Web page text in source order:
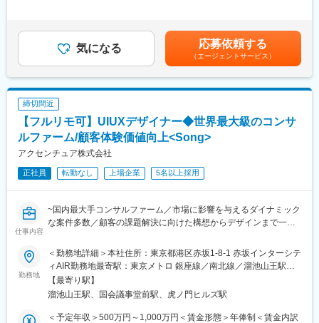
◆業務内容
サービスとユーザーとのあらゆるタッチポイントを捉え、構想か
結びつけ、「あるべき未来」を設計し、ユーザーの心を動かす体
験へと具現化していきます。
また、AIをはじめとする新しいテクノロジーとの関係性も視野に
入れながら、直感的で寄り添う体験を構築します。
・体験コンセプト・UX方針の策定
・チームとの共創・合意形成
・実装フェーズにおけるデザイン推進
■プロジェクト事例：
・化粧品メーカーにおけるマーケティング トランスフォーメーシ
ョン戦略立案及び実行支援
グロース支援
月給(月額)は固定手当を含めた表記です。
気になる 応募依頼する
（エージェントサービス）
締切間近
【フルリモ可】UIUXデザイナー◆世界最大級のコンサ
ルファーム/顧客体験価値向上<Song>
アクセンチュア株式会社
正社員 転勤なし 上場企業 5名以上採用
仕事内容
~国内最大手コンサルファーム／市場に影響を与えるダイナミック
な案件多数／顧客の課題解決に向けた構想からデザインまで一貫
●資生堂、PRADA等大手toC企業へのご支援も多数
●【全国フルリモート×フルフレックス×残業抑制施策×有給取得率
は85％】と働き方◎
■Song部門について：
顧客体験価値向上のために、“どうしたら売れるのか”だけでな
勤務地
＜勤務地詳細＞本社住所：東京都港区赤坂1-8-1 赤坂インターシテ
ィAIR勤務地最寄駅：東京メトロ 銀座線／南北線／溜池山王駅受
動喫煙対策：屋内全面禁煙変更の範囲：会社の定める事業所（リ
モートワーク含む）
【最寄り駅】
溜池山王駅、国会議事堂前駅、虎ノ門ヒルズ駅
＜予定年収＞500万円～1,000万円＜賃金形態＞年俸制＜賃金内訳